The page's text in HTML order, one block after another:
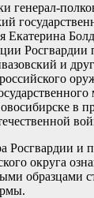
генерал-
Екатерина
Росгвардии
и
в
Росгвардии и
округа
образцами